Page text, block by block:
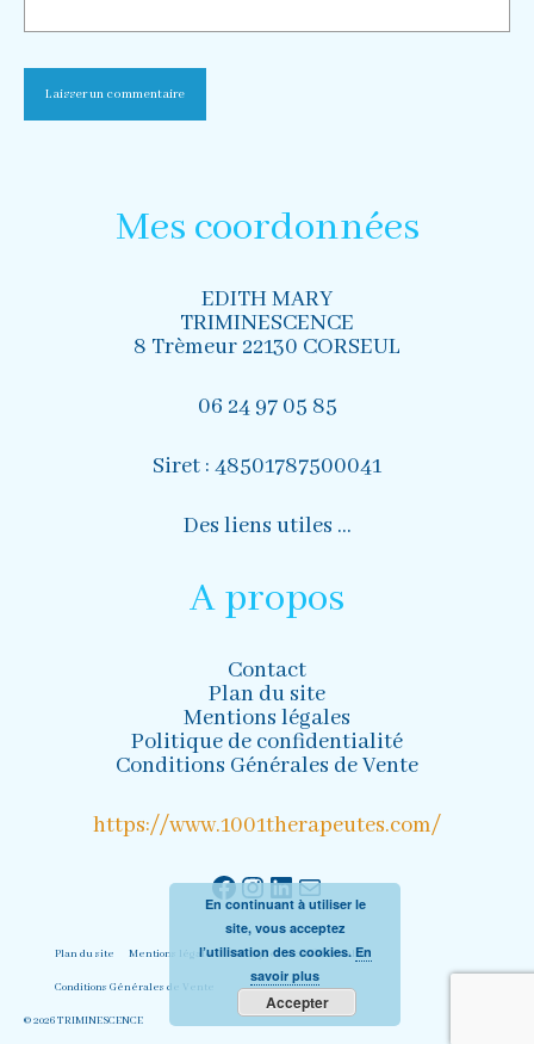
Mes coordonnées
EDITH MARY
TRIMINESCENCE
8 Trèmeur 22130 CORSEUL
06 24 97 05 85
Siret : 48501787500041
Des liens utiles …
A propos
Contact
Plan du site
Mentions légales
Politique de confidentialité
Conditions Générales de Vente
https://www.1001therapeutes.com/
Facebook
Instagram
LinkedIn
Mail
Plan du site Mentions légales Politique de confidentialité
Conditions Générales de Vente
© 2026 TRIMINESCENCE
En continuant à utiliser le
site, vous acceptez
l’utilisation des cookies.En
savoir plus
Accepter